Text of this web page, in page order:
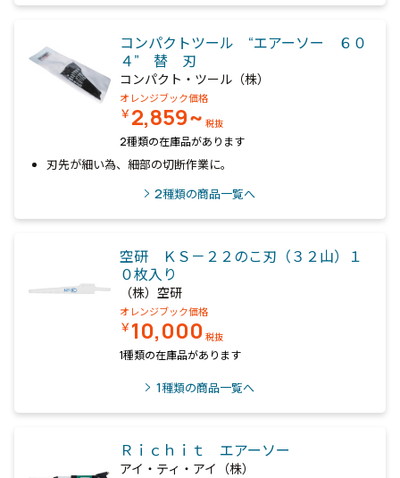
コンパクトツール “エアーソー ６０
４” 替 刃
コンパクト・ツール（株）
オレンジブック価格
￥2,859~ 税抜
2種類の在庫品があります
刃先が細い為、細部の切断作業に。
2種類の商品一覧へ
空研 ＫＳ－２２のこ刃（３２山）１
０枚入り
（株）空研
オレンジブック価格
￥10,000 税抜
1種類の在庫品があります
1種類の商品一覧へ
Ｒｉｃｈｉｔ エアーソー
アイ・ティ・アイ（株）